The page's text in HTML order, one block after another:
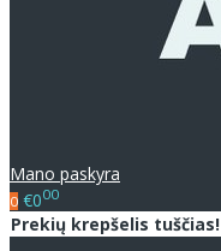
Mano paskyra
0 €000
Prekių krepšelis tuščias!